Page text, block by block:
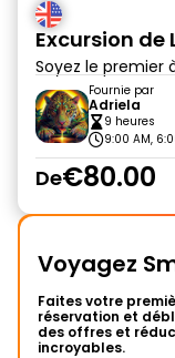
Excursion
Soyez le premier
Fournie par
Adriela
9 heures
9:00 AM,
De€80.00
Voyagez
Faites votre
réservation et
des offres et
incroyables.